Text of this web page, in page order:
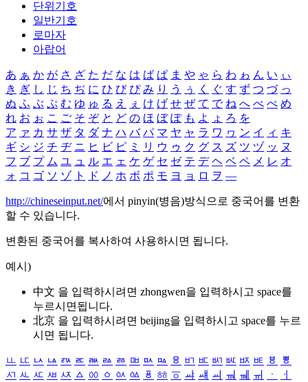
단위기호
일반기호
로마자
아랍어
あ ぁ か が さ ざ た だ な は ば ぱ ま や ゃ ら わ ゎ ん い ぃ
き ぎ し じ ち ぢ に ひ び ぴ み り う ぅ く ぐ す ず つ づ っ
ぬ ふ ぶ ぷ む ゆ ゅ る え ぇ け げ せ ぜ て で ね へ べ ぺ め
れ お ぉ こ ご そ ぞ と ど の ほ ぼ ぽ も よ ょ ろ を
ア ァ カ サ ザ タ ダ ナ ハ バ パ マ ヤ ャ ラ ワ ヮ ン イ ィ キ
ギ シ ジ チ ヂ ニ ヒ ビ ピ ミ リ ウ ゥ ク グ ス ズ ツ ヅ ッ ヌ
フ ブ プ ム ユ ュ ル エ ェ ケ ゲ セ ゼ テ デ ヘ ベ ペ メ レ オ
ォ コ ゴ ソ ゾ ト ド ノ ホ ボ ポ モ ヨ ョ ロ ヲ ―
http://chineseinput.net/에서 pinyin(병음)방식으로 중국어를 변환
할 수 있습니다.
변환된 중국어를 복사하여 사용하시면 됩니다.
예시)
中文 을 입력하시려면 zhongwen을 입력하시고 space를
누르시면됩니다.
北京 을 입력하시려면 beijing을 입력하시고 space를 누르
시면 됩니다.
ㅥ ㅦ ㅧ ㅨ ㅩ ㅪ ㅫ ㅬ ㅭ ㅮ ㅯ ㅰ ㅱ ㅲ ㅳ ㅴ ㅵ ㅶ ㅷ ㅸ
ㅹ
ㅺ ㅻ ㅼ ㅽ ㅾ ㅿ ㆀ ㆁ ㆂ ㆃ ㆄ ㆅ ㆆ ㆇ ㆈ ㆉ ㆊ ㆋ ㆌ ㆍ
ㆎ